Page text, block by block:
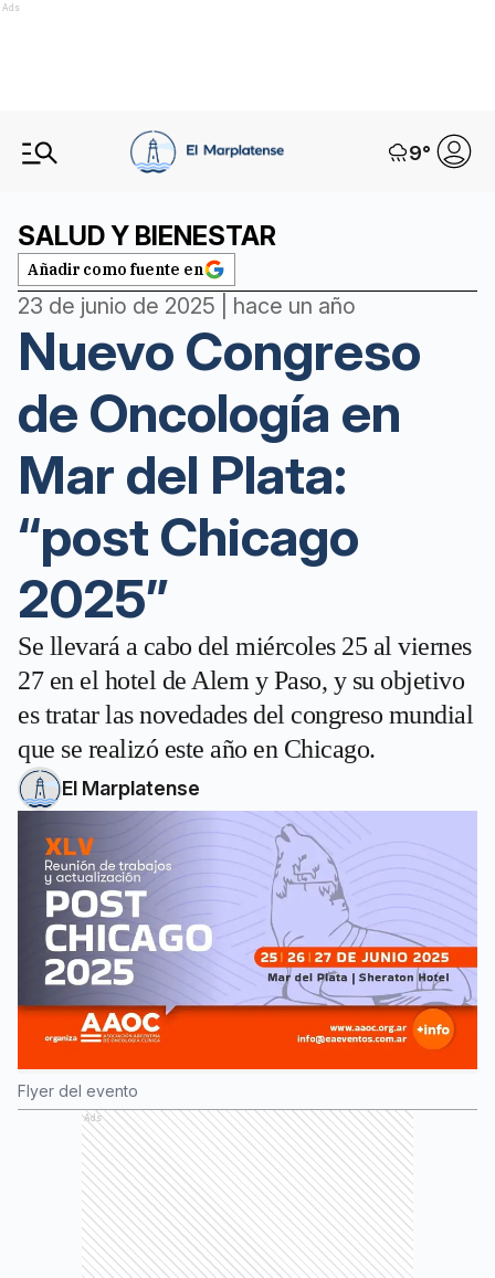
Ads
9°
SALUD Y BIENESTAR
Añadir como fuente en
23 de junio de 2025 | hace un año
Nuevo Congreso
de Oncología en
Mar del Plata:
“post Chicago
2025”
Se llevará a cabo del miércoles 25 al viernes
27 en el hotel de Alem y Paso, y su objetivo
es tratar las novedades del congreso mundial
que se realizó este año en Chicago.
El Marplatense
Flyer del evento
Ads